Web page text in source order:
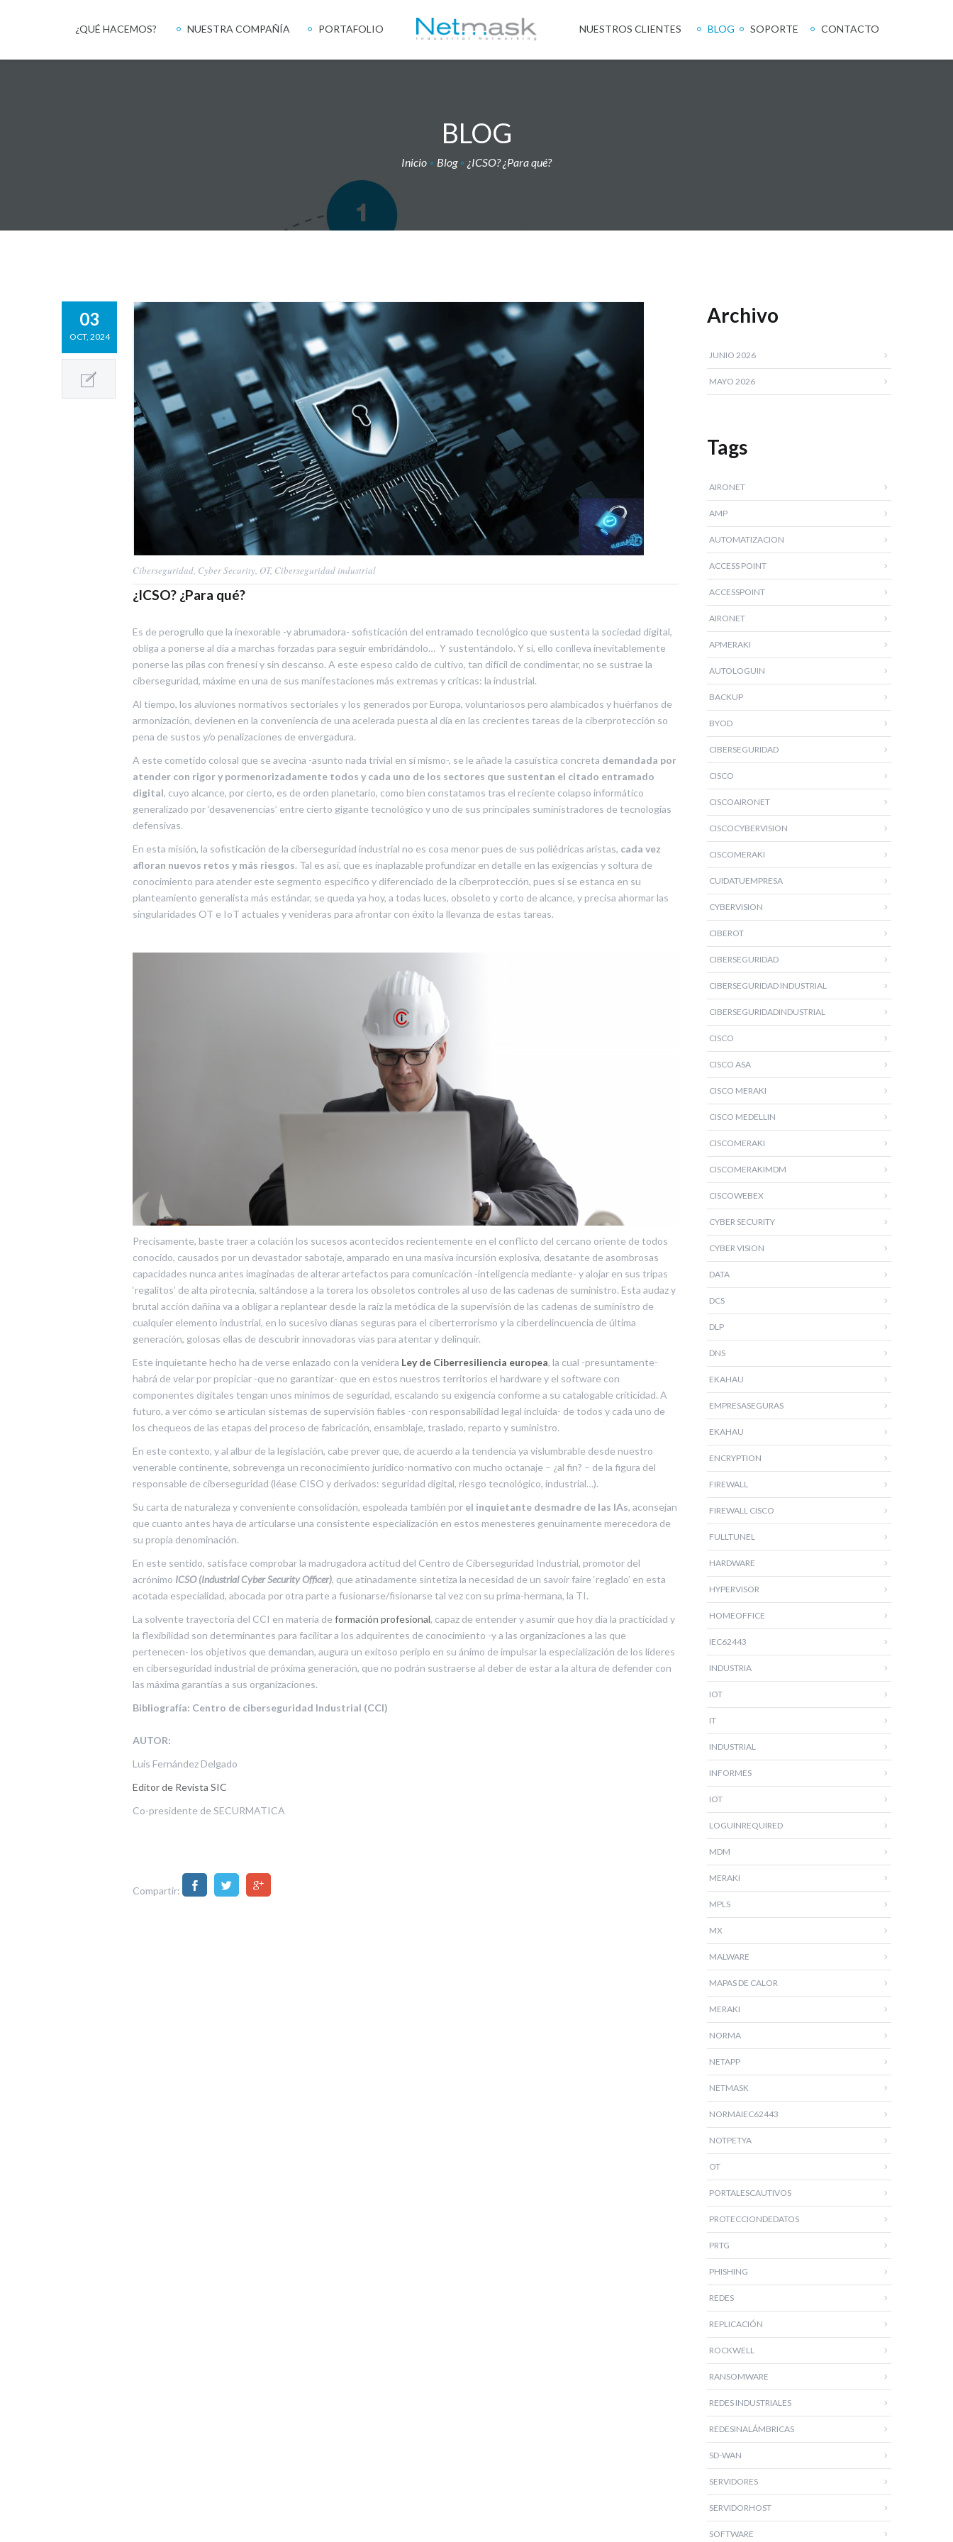
¿QUÉ HACEMOS? NUESTRA COMPAÑÍA PORTAFOLIO NUESTROS CLIENTES BLOG SOPORTE CONTACTO
BLOG
Inicio Blog ¿ICSO? ¿Para qué?
03
OCT, 2024
Ciberseguridad, Cyber Security, OT, Ciberseguridad industrial
¿ICSO? ¿Para qué?
Es de perogrullo que la inexorable -y abrumadora- sofisticación del entramado tecnológico que sustenta la sociedad digital,
obliga a ponerse al día a marchas forzadas para seguir embridándolo… Y sustentándolo. Y sí, ello conlleva inevitablemente
ponerse las pilas con frenesí y sin descanso. A este espeso caldo de cultivo, tan difícil de condimentar, no se sustrae la
ciberseguridad, máxime en una de sus manifestaciones más extremas y críticas: la industrial.
Al tiempo, los aluviones normativos sectoriales y los generados por Europa, voluntariosos pero alambicados y huérfanos de
armonización, devienen en la conveniencia de una acelerada puesta al día en las crecientes tareas de la ciberprotección so
pena de sustos y/o penalizaciones de envergadura.
A este cometido colosal que se avecina -asunto nada trivial en sí mismo-, se le añade la casuística concreta demandada por
atender con rigor y pormenorizadamente todos y cada uno de los sectores que sustentan el citado entramado
digital, cuyo alcance, por cierto, es de orden planetario, como bien constatamos tras el reciente colapso informático
generalizado por ‘desavenencias’ entre cierto gigante tecnológico y uno de sus principales suministradores de tecnologías
defensivas.
En esta misión, la sofisticación de la ciberseguridad industrial no es cosa menor pues de sus poliédricas aristas, cada vez
afloran nuevos retos y más riesgos. Tal es así, que es inaplazable profundizar en detalle en las exigencias y soltura de
conocimiento para atender este segmento específico y diferenciado de la ciberprotección, pues si se estanca en su
planteamiento generalista más estándar, se queda ya hoy, a todas luces, obsoleto y corto de alcance, y precisa ahormar las
singularidades OT e IoT actuales y venideras para afrontar con éxito la llevanza de estas tareas.
Precisamente, baste traer a colación los sucesos acontecidos recientemente en el conflicto del cercano oriente de todos
conocido, causados por un devastador sabotaje, amparado en una masiva incursión explosiva, desatante de asombrosas
capacidades nunca antes imaginadas de alterar artefactos para comunicación -inteligencia mediante- y alojar en sus tripas
‘regalitos’ de alta pirotecnia, saltándose a la torera los obsoletos controles al uso de las cadenas de suministro. Esta audaz y
brutal acción dañina va a obligar a replantear desde la raíz la metódica de la supervisión de las cadenas de suministro de
cualquier elemento industrial, en lo sucesivo dianas seguras para el ciberterrorismo y la ciberdelincuencia de última
generación, golosas ellas de descubrir innovadoras vías para atentar y delinquir.
Este inquietante hecho ha de verse enlazado con la venidera Ley de Ciberresiliencia europea, la cual -presuntamente-
habrá de velar por propiciar -que no garantizar- que en estos nuestros territorios el hardware y el software con
componentes digitales tengan unos mínimos de seguridad, escalando su exigencia conforme a su catalogable criticidad. A
futuro, a ver cómo se articulan sistemas de supervisión fiables -con responsabilidad legal incluida- de todos y cada uno de
los chequeos de las etapas del proceso de fabricación, ensamblaje, traslado, reparto y suministro.
En este contexto, y al albur de la legislación, cabe prever que, de acuerdo a la tendencia ya vislumbrable desde nuestro
venerable continente, sobrevenga un reconocimiento jurídico-normativo con mucho octanaje – ¿al fin? – de la figura del
responsable de ciberseguridad (léase CISO y derivados: seguridad digital, riesgo tecnológico, industrial…).
Su carta de naturaleza y conveniente consolidación, espoleada también por el inquietante desmadre de las IAs, aconsejan
que cuanto antes haya de articularse una consistente especialización en estos menesteres genuinamente merecedora de
su propia denominación.
En este sentido, satisface comprobar la madrugadora actitud del Centro de Ciberseguridad Industrial, promotor del
acrónimo ICSO (Industrial Cyber Security Officer), que atinadamente sintetiza la necesidad de un savoir faire ‘reglado’ en esta
acotada especialidad, abocada por otra parte a fusionarse/fisionarse tal vez con su prima-hermana, la TI.
La solvente trayectoria del CCI en materia de formación profesional, capaz de entender y asumir que hoy día la practicidad y
la flexibilidad son determinantes para facilitar a los adquirentes de conocimiento -y a las organizaciones a las que
pertenecen- los objetivos que demandan, augura un exitoso periplo en su ánimo de impulsar la especialización de los líderes
en ciberseguridad industrial de próxima generación, que no podrán sustraerse al deber de estar a la altura de defender con
las máxima garantías a sus organizaciones.
Bibliografía: Centro de ciberseguridad Industrial (CCI)
AUTOR:
Luis Fernández Delgado
Editor de Revista SIC
Co-presidente de SECURMATICA
Compartir:
Archivo
JUNIO 2026
MAYO 2026
Tags
AIRONET
AMP
AUTOMATIZACION
ACCESS POINT
ACCESSPOINT
AIRONET
APMERAKI
AUTOLOGUIN
BACKUP
BYOD
CIBERSEGURIDAD
CISCO
CISCOAIRONET
CISCOCYBERVISION
CISCOMERAKI
CUIDATUEMPRESA
CYBERVISION
CIBEROT
CIBERSEGURIDAD
CIBERSEGURIDAD INDUSTRIAL
CIBERSEGURIDADINDUSTRIAL
CISCO
CISCO ASA
CISCO MERAKI
CISCO MEDELLIN
CISCOMERAKI
CISCOMERAKIMDM
CISCOWEBEX
CYBER SECURITY
CYBER VISION
DATA
DCS
DLP
DNS
EKAHAU
EMPRESASEGURAS
EKAHAU
ENCRYPTION
FIREWALL
FIREWALL CISCO
FULLTUNEL
HARDWARE
HYPERVISOR
HOMEOFFICE
IEC62443
INDUSTRIA
IOT
IT
INDUSTRIAL
INFORMES
IOT
LOGUINREQUIRED
MDM
MERAKI
MPLS
MX
MALWARE
MAPAS DE CALOR
MERAKI
NORMA
NETAPP
NETMASK
NORMAIEC62443
NOTPETYA
OT
PORTALESCAUTIVOS
PROTECCIONDEDATOS
PRTG
PHISHING
REDES
REPLICACIÓN
ROCKWELL
RANSOMWARE
REDES INDUSTRIALES
REDESINALÁMBRICAS
SD-WAN
SERVIDORES
SERVIDORHOST
SOFTWARE